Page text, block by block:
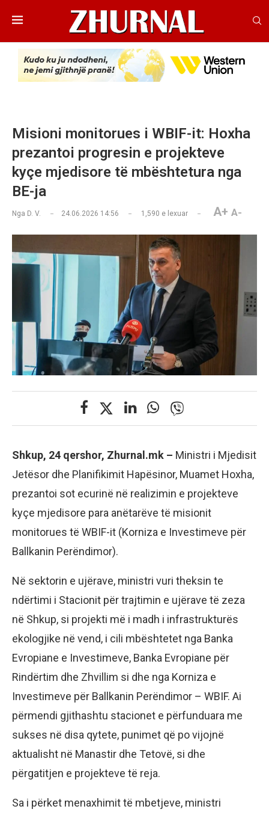
Misioni monitorues i WBIF-it: Hoxha
prezantoi progresin e projekteve
kyçe mjedisore të mbështetura nga
BE-ja
Nga D. V. 24.06.2026 14:56 1,590 e lexuar A+ A-
Shkup, 24 qershor, Zhurnal.mk – Ministri i Mjedisit
Jetësor dhe Planifikimit Hapësinor, Muamet Hoxha,
prezantoi sot ecurinë në realizimin e projekteve
kyçe mjedisore para anëtarëve të misionit
monitorues të WBIF-it (Korniza e Investimeve për
Ballkanin Perëndimor).
Në sektorin e ujërave, ministri vuri theksin te
ndërtimi i Stacionit për trajtimin e ujërave të zeza
në Shkup, si projekti më i madh i infrastrukturës
ekologjike në vend, i cili mbështetet nga Banka
Evropiane e Investimeve, Banka Evropiane për
Rindërtim dhe Zhvillim si dhe nga Korniza e
Investimeve për Ballkanin Perëndimor – WBIF. Ai
përmendi gjithashtu stacionet e përfunduara me
sukses në disa qytete, punimet që po vijojnë
aktualisht në Manastir dhe Tetovë, si dhe
përgatitjen e projekteve të reja.
Sa i përket menaxhimit të mbetjeve, ministri